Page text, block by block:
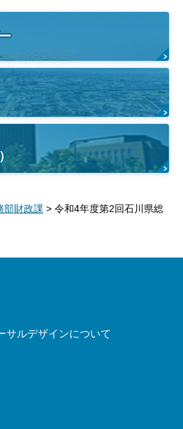
部財政課 > 令和4年度第2回石川県総
サルデザインについて